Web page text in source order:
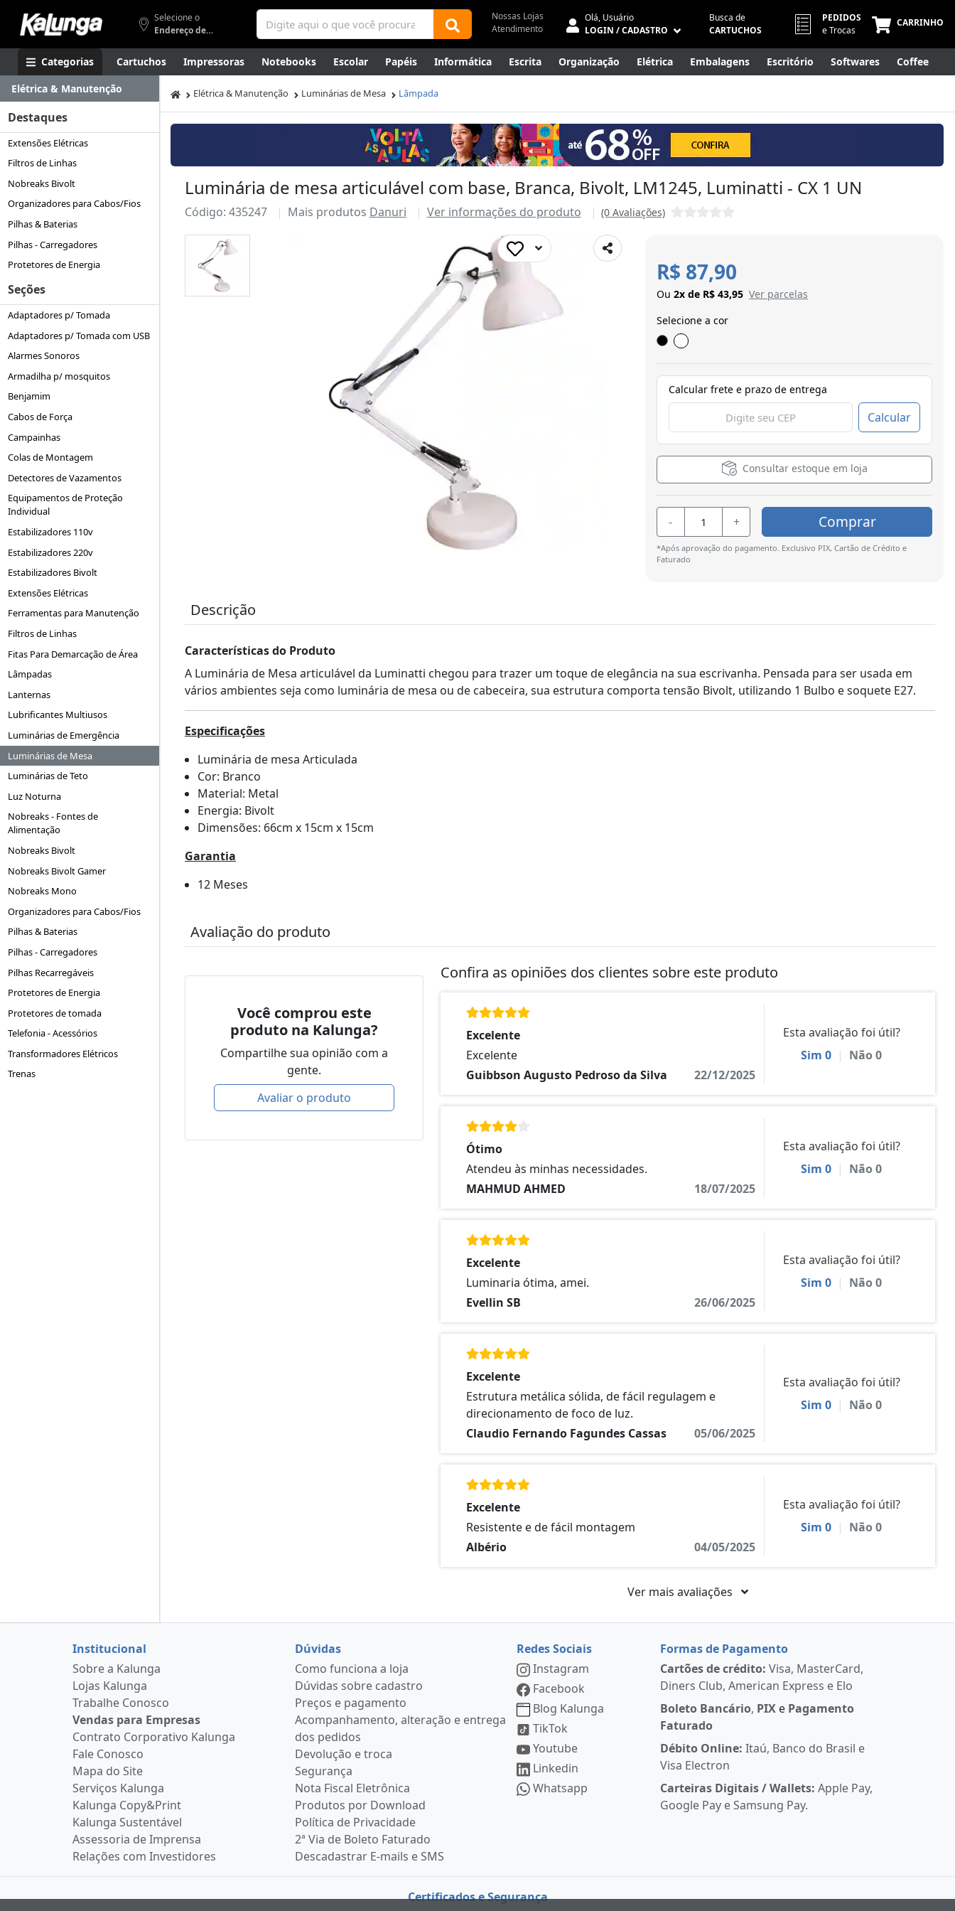
Selecione o
Endereço de entrega
Nossas Lojas
Atendimento
Olá, Usuário
LOGIN / CADASTRO
Busca de
CARTUCHOS
PEDIDOS
e Trocas
CARRINHO
Categorias Cartuchos Impressoras Notebooks Escolar Papéis Informática Escrita Organização Elétrica Embalagens Escritório Softwares Coffee
Apresentação Smartphones Artes Gamers Higiene Mídias Envelopes
Canetas Luxo
Outlet
Elétrica & Manutenção
Destaques
Extensões Elétricas
Filtros de Linhas
Nobreaks Bivolt
Organizadores para Cabos/Fios
Pilhas & Baterias
Pilhas - Carregadores
Protetores de Energia
Seções
Adaptadores p/ Tomada
Adaptadores p/ Tomada com USB
Alarmes Sonoros
Armadilha p/ mosquitos
Benjamim
Cabos de Força
Campainhas
Colas de Montagem
Detectores de Vazamentos
Equipamentos de Proteção
Individual
Estabilizadores 110v
Estabilizadores 220v
Estabilizadores Bivolt
Extensões Elétricas
Ferramentas para Manutenção
Filtros de Linhas
Fitas Para Demarcação de Área
Lâmpadas
Lanternas
Lubrificantes Multiusos
Luminárias de Emergência
Luminárias de Mesa
Luminárias de Teto
Luz Noturna
Nobreaks - Fontes de
Alimentação
Nobreaks Bivolt
Nobreaks Bivolt Gamer
Nobreaks Mono
Organizadores para Cabos/Fios
Pilhas & Baterias
Pilhas - Carregadores
Pilhas Recarregáveis
Protetores de Energia
Protetores de tomada
Telefonia - Acessórios
Transformadores Elétricos
Trenas
Elétrica & Manutenção Luminárias de Mesa Lâmpada
Luminária de mesa articulável com base, Branca, Bivolt, LM1245, Luminatti - CX 1 UN
Código: 435247 Mais produtos Danuri Ver informações do produto (0 Avaliações)
R$ 87,90
Ou 2x de R$ 43,95 Ver parcelas
Selecione a cor
Calcular frete e prazo de entrega
Calcular
Consultar estoque em loja
- + Comprar
*Após aprovação do pagamento. Exclusivo PIX, Cartão de Crédito e
Faturado
Descrição
Características do Produto
A Luminária de Mesa articulável da Luminatti chegou para trazer um toque de elegância na sua escrivanha. Pensada para ser usada em
vários ambientes seja como luminária de mesa ou de cabeceira, sua estrutura comporta tensão Bivolt, utilizando 1 Bulbo e soquete E27.
Especificações
Luminária de mesa Articulada
Cor: Branco
Material: Metal
Energia: Bivolt
Dimensões: 66cm x 15cm x 15cm
Garantia
12 Meses
Avaliação do produto
Você comprou este
produto na Kalunga?
Compartilhe sua opinião com a
gente.
Avaliar o produto
Confira as opiniões dos clientes sobre este produto
Excelente
Excelente
Guibbson Augusto Pedroso da Silva
22/12/2025
Esta avaliação foi útil?
Sim 0 | Não0
Ótimo
Atendeu às minhas necessidades.
MAHMUD AHMED
18/07/2025
Esta avaliação foi útil?
Sim 0 | Não0
Excelente
Luminaria ótima, amei.
Evellin SB
26/06/2025
Esta avaliação foi útil?
Sim 0 | Não0
Excelente
Estrutura metálica sólida, de fácil regulagem e
direcionamento de foco de luz.
Claudio Fernando Fagundes Cassas
05/06/2025
Esta avaliação foi útil?
Sim 0 | Não0
Excelente
Resistente e de fácil montagem
Albério
04/05/2025
Esta avaliação foi útil?
Sim 0 | Não0
Ver mais avaliações
Institucional
Sobre a Kalunga
Lojas Kalunga
Trabalhe Conosco
Vendas para Empresas
Contrato Corporativo Kalunga
Fale Conosco
Mapa do Site
Serviços Kalunga
Kalunga Copy&Print
Kalunga Sustentável
Assessoria de Imprensa
Relações com Investidores
Dúvidas
Como funciona a loja
Dúvidas sobre cadastro
Preços e pagamento
Acompanhamento, alteração e entrega
dos pedidos
Devolução e troca
Segurança
Nota Fiscal Eletrônica
Produtos por Download
Política de Privacidade
2ª Via de Boleto Faturado
Descadastrar E-mails e SMS
Redes Sociais
Instagram
Facebook
Blog Kalunga
TikTok
Youtube
Linkedin
Whatsapp
Formas de Pagamento
Cartões de crédito: Visa, MasterCard,
Diners Club, American Express e Elo
Boleto Bancário, PIX e Pagamento
Faturado
Débito Online: Itaú, Banco do Brasil e
Visa Electron
Carteiras Digitais / Wallets:Apple Pay,
Google Pay e Samsung Pay.
Certificados e Segurança